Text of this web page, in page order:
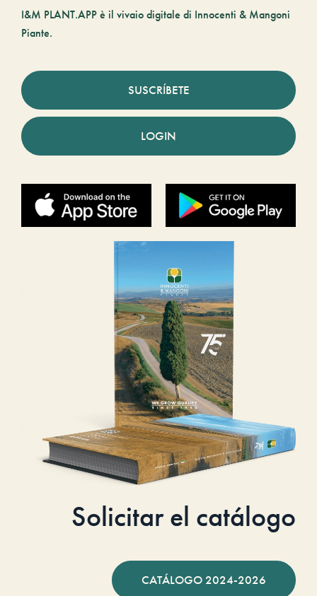
I&M PLANT.APP è il vivaio digitale di Innocenti & Mangoni
Piante.
SUSCRÍBETE
LOGIN
Solicitar el catálogo
CATÁLOGO 2024-2026